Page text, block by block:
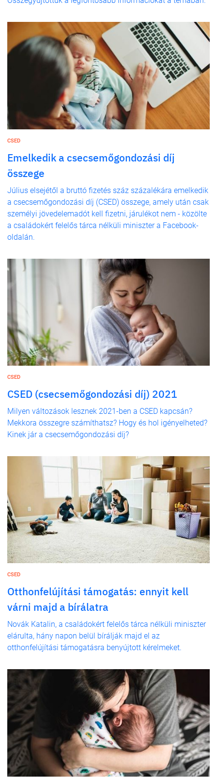
CSED
Emelkedik a csecsemőgondozási díj
összege
Július elsejétől a bruttó fizetés száz százalékára emelkedik
a csecsemőgondozási díj (CSED) összege, amely után csak
személyi jövedelemadót kell fizetni, járulékot nem - közölte
a családokért felelős tárca nélküli miniszter a Facebook-
oldalán.
CSED
CSED (csecsemőgondozási díj) 2021
Milyen változások lesznek 2021-ben a CSED kapcsán?
Mekkora összegre számíthatsz? Hogy és hol igényelheted?
Kinek jár a csecsemőgondozási díj?
CSED
Otthonfelújítási támogatás: ennyit kell
várni majd a bírálatra
Novák Katalin, a családokért felelős tárca nélküli miniszter
elárulta, hány napon belül bírálják majd el az
otthonfelújítási támogatásra benyújtott kérelmeket.